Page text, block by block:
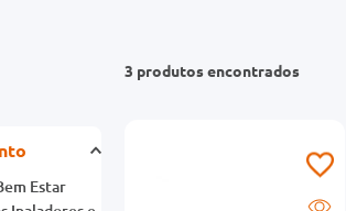
Estar
3 produtos